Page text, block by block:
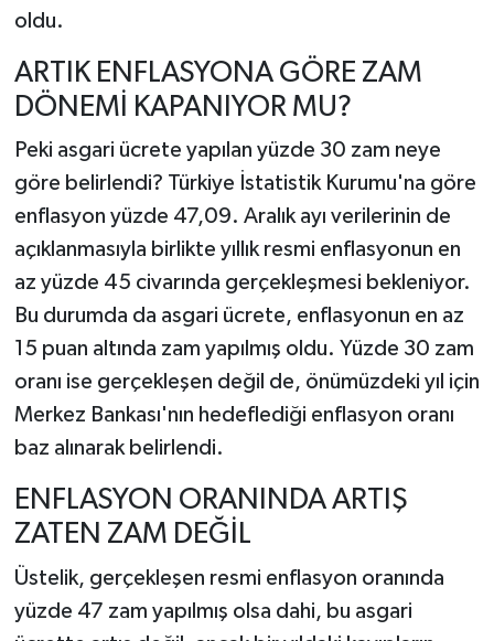
oldu.
ARTIK ENFLASYONA GÖRE ZAM
DÖNEMİ KAPANIYOR MU?
Peki asgari ücrete yapılan yüzde 30 zam neye
göre belirlendi? Türkiye İstatistik Kurumu'na göre
enflasyon yüzde 47,09. Aralık ayı verilerinin de
açıklanmasıyla birlikte yıllık resmi enflasyonun en
az yüzde 45 civarında gerçekleşmesi bekleniyor.
Bu durumda da asgari ücrete, enflasyonun en az
15 puan altında zam yapılmış oldu. Yüzde 30 zam
oranı ise gerçekleşen değil de, önümüzdeki yıl için
Merkez Bankası'nın hedeflediği enflasyon oranı
baz alınarak belirlendi.
ENFLASYON ORANINDA ARTIŞ
ZATEN ZAM DEĞİL
Üstelik, gerçekleşen resmi enflasyon oranında
yüzde 47 zam yapılmış olsa dahi, bu asgari